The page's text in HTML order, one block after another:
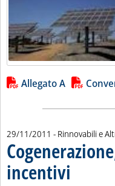
Lista allegati PDF
Allegato A
29/11/2011 - Rinnovabili e
incentivi . Pubblicata